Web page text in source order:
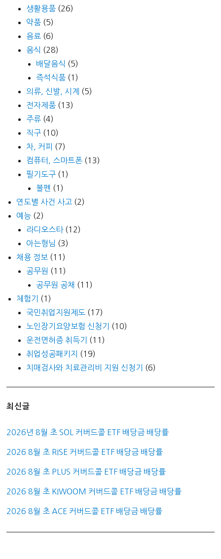
생활용품 (26)
약품 (5)
음료 (6)
음식 (28)
배달음식 (5)
즉석식품 (1)
의류, 신발, 시계 (5)
전자제품 (13)
주류 (4)
직구 (10)
차, 커피 (7)
컴퓨터, 스마트폰 (13)
필기도구 (1)
볼펜 (1)
연도별 사건 사고 (2)
예능 (2)
라디오스타(12)
아는형님 (3)
채용 정보 (11)
공무원 (11)
공무원 공채 (11)
체험기
(1)
국민취업지원제도 (17)
노인장기요양보험 신청기
(10)
운전면허증 취득기
(11)
취업성공패키지
(19)
치매검사와 치료관리비 지원 신청기
(6)
최신글
2026년 8월 초 SOL 커버드콜 ETF 배당금 배당률
2026 8월 초 RISE 커버드콜 ETF 배당금 배당률
2026 8월 초 PLUS 커버드콜 ETF 배당금 배당률
2026 8월 초 KIWOOM 커버드콜 ETF 배당금 배당률
2026 8월 초 ACE 커버드콜 ETF 배당금 배당률